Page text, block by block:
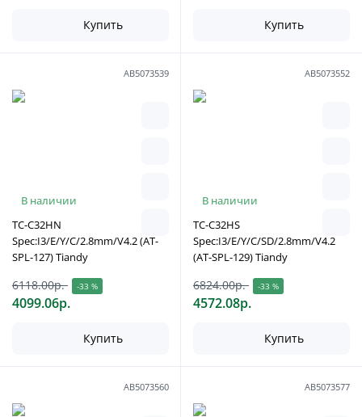
Купить Купить
АВ5073539
В наличии
TC-C32HN
Spec:I3/E/Y/C/2.8mm/V4.2 (AT-
SPL-127) Tiandy
6118.00р. -33 %
4099.06р.
Купить
АВ5073552
В наличии
TC-C32HS
Spec:I3/E/Y/C/SD/2.8mm/V4.2
(AT-SPL-129) Tiandy
6824.00р. -33 %
4572.08р.
Купить
АВ5073560 АВ5073577